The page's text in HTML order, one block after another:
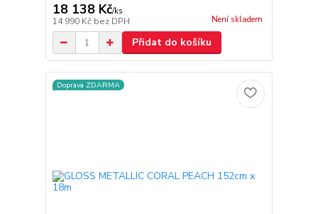
18 138 Kč/ks
14 990 Kč bez DPH Není skladem
Přidat do košíku
Doprava ZDARMA